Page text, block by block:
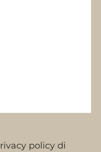
policy di